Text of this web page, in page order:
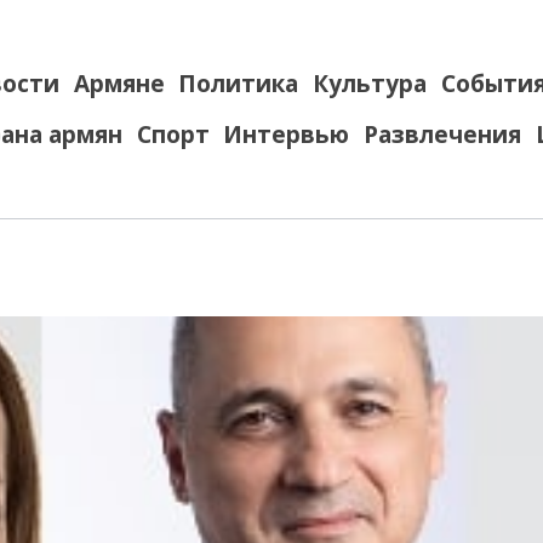
Армяне Политика Культура
армян Спорт Интервью Развлечения